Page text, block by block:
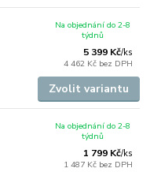
5 399 Kč/ks
4 462 Kč bez DPH
Na objednání do 2-8
týdnů
Zvolit variantu
1 799 Kč/ks
1 487 Kč bez DPH
Na objednání do 2-8
týdnů